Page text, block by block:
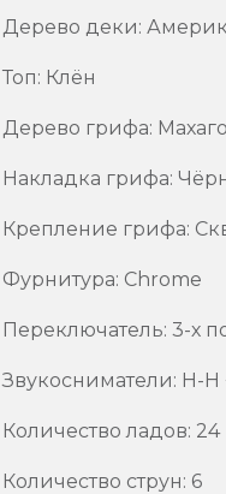
Дерево деки:
Топ: Клён
Дерево грифа:
Накладка грифа:
Крепление грифа:
Фурнитура: Chrome
Переключатель: 3-х
Звукосниматели: H-
Количество ладов: 24
Количество струн: 6